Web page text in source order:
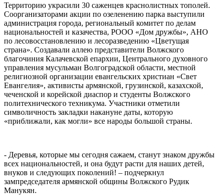
Территорию украсили 30 саженцев краснолистных тополей.
Соорганизаторами акции по озеленению парка выступили
администрация города, региональный комитет по делам
национальностей и казачества, РООО «Дом дружбы», АНО
по лесовосстановлению и лесоразведению «Цветущая
страна». Создавали аллею представители Волжского
благочиния Калачевской епархии, Центрального духовного
управления мусульман Волгоградской области, местной
религиозной организации евангельских христиан «Свет
Евангелия», активисты армянской, грузинской, казахской,
чеченской и корейской диаспор и студенты Волжского
политехнического техникума. Участники отметили
символичность закладки накануне даты, которую
«приближали, как могли» все народы большой страны.
- Деревья, которые мы сегодня сажаем, станут знаком дружбы
всех национальностей, и она будут расти для наших детей,
внуков и следующих поколений! – подчеркнул
зампредседателя армянской общины Волжского Рудик
Манукян.